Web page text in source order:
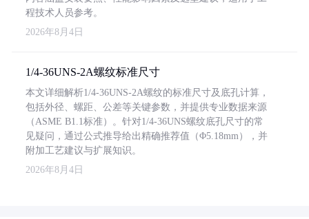
程技术人员参考。
2026年8月4日
1/4-36UNS-2A螺纹标准尺寸
本文详细解析1/4-36UNS-2A螺纹的标准尺寸及底孔计算，
包括外径、螺距、公差等关键参数，并提供专业数据来源
（ASME B1.1标准）。针对1/4-36UNS螺纹底孔尺寸的常
见疑问，通过公式推导给出精确推荐值（Φ5.18mm），并
附加工艺建议与扩展知识。
2026年8月4日